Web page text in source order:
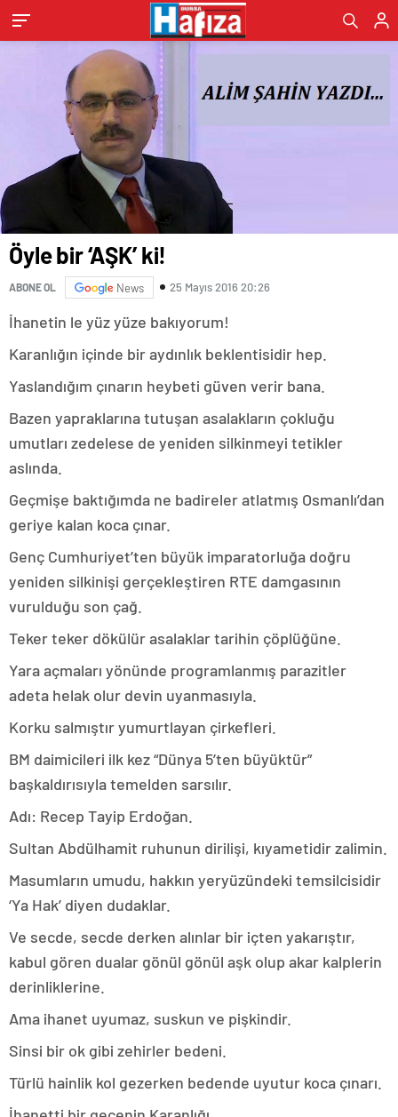
Öyle bir ‘AŞK’ ki!
ABONE OL News 25 Mayıs 2016 20:26
İhanetin le yüz yüze bakıyorum!
Karanlığın içinde bir aydınlık beklentisidir hep.
Yaslandığım çınarın heybeti güven verir bana.
Bazen yapraklarına tutuşan asalakların çokluğu
umutları zedelese de yeniden silkinmeyi tetikler
aslında.
Geçmişe baktığımda ne badireler atlatmış Osmanlı’dan
geriye kalan koca çınar.
Genç Cumhuriyet’ten büyük imparatorluğa doğru
yeniden silkinişi gerçekleştiren RTE damgasının
vurulduğu son çağ.
Teker teker dökülür asalaklar tarihin çöplüğüne.
Yara açmaları yönünde programlanmış parazitler
adeta helak olur devin uyanmasıyla.
Korku salmıştır yumurtlayan çirkefleri.
BM daimicileri ilk kez “Dünya 5’ten büyüktür”
başkaldırısıyla temelden sarsılır.
Adı: Recep Tayip Erdoğan.
Sultan Abdülhamit ruhunun dirilişi, kıyametidir zalimin.
Masumların umudu, hakkın yeryüzündeki temsilcisidir
‘Ya Hak’ diyen dudaklar.
Ve secde, secde derken alınlar bir içten yakarıştır,
kabul gören dualar gönül gönül aşk olup akar kalplerin
derinliklerine.
Ama ihanet uyumaz, suskun ve pişkindir.
Sinsi bir ok gibi zehirler bedeni.
Türlü hainlik kol gezerken bedende uyutur koca çınarı.